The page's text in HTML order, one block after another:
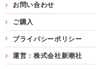
お問い合わせ
ご購入
プライバシーポリシー
運営：株式会社新潮社